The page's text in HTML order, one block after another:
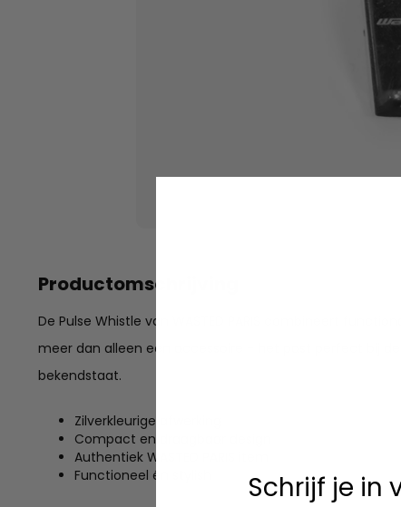
Productomschrijving
De Pulse Whistle van WASTED PARIS combineert
meer dan alleen een accessoire - het past perfect bij
bekendstaat.
Zilverkleurige afwerking
Compact en draagbaar design
Authentiek WASTED PARIS item
Functioneel én stylish
Schrijf je in